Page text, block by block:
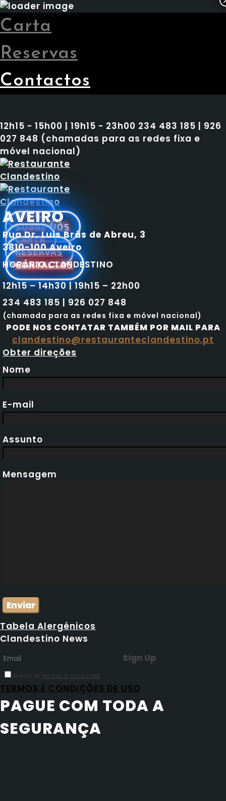
Carta
Reservas
Contactos
12h15 - 15h00 | 19h15 - 23h00 234 483 185 | 926
027 848 (chamadas para as redes fixa e
móvel nacional)
INÍCIO
SOBRE NÓS
CARTA
RESERVAS
CONTACTOS
AVEIRO
Rua Dr. Luis Brás de Abreu, 3
3810-100 Aveiro
HORÁRIO CLANDESTINO
12h15 – 14h30 | 19h15 – 22h00
234 483 185 | 926 027 848
(chamada para as redes fixa e móvel nacional)
PODE NOS CONTATAR TAMBÉM POR MAIL PARA
clandestino@restauranteclandestino.pt
Obter direções
Nome
E-mail
Assunto
Mensagem
Tabela Alergénicos
Clandestino News
Aceito os termos e condições
TERMOS E CONDIÇÕES DE USO
PAGUE COM TODA A
SEGURANÇA